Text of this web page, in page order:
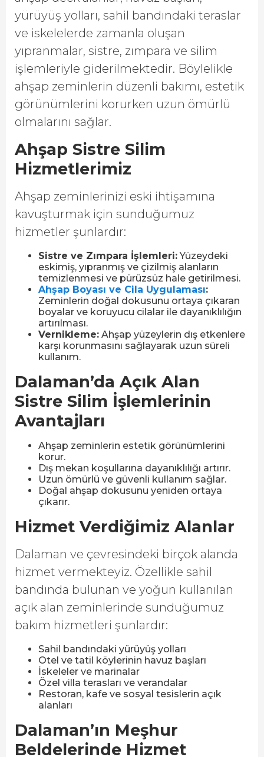
yürüyüş yolları, sahil bandındaki teraslar
ve iskelelerde zamanla oluşan
yıpranmalar, sistre, zımpara ve silim
işlemleriyle giderilmektedir. Böylelikle
ahşap zeminlerin düzenli bakımı, estetik
görünümlerini korurken uzun ömürlü
olmalarını sağlar.
Ahşap Sistre Silim
Hizmetlerimiz
Ahşap zeminlerinizi eski ihtişamına
kavuşturmak için sunduğumuz
hizmetler şunlardır:
Sistre ve Zımpara İşlemleri:Yüzeydeki
eskimiş, yıpranmış ve çizilmiş alanların
temizlenmesi ve pürüzsüz hale getirilmesi.
Ahşap Boyası ve Cila Uygulaması:
Zeminlerin doğal dokusunu ortaya çıkaran
boyalar ve koruyucu cilalar ile dayanıklılığın
artırılması.
Vernikleme: Ahşap yüzeylerin dış etkenlere
karşı korunmasını sağlayarak uzun süreli
kullanım.
Dalaman’da Açık Alan
Sistre Silim İşlemlerinin
Avantajları
Ahşap zeminlerin estetik görünümlerini
korur.
Dış mekan koşullarına dayanıklılığı artırır.
Uzun ömürlü ve güvenli kullanım sağlar.
Doğal ahşap dokusunu yeniden ortaya
çıkarır.
Hizmet Verdiğimiz Alanlar
Dalaman ve çevresindeki birçok alanda
hizmet vermekteyiz. Özellikle sahil
bandında bulunan ve yoğun kullanılan
açık alan zeminlerinde sunduğumuz
bakım hizmetleri şunlardır:
Sahil bandındaki yürüyüş yolları
Otel ve tatil köylerinin havuz başları
İskeleler ve marinalar
Özel villa terasları ve verandalar
Restoran, kafe ve sosyal tesislerin açık
alanları
Dalaman’ın Meşhur
Beldelerinde Hizmet